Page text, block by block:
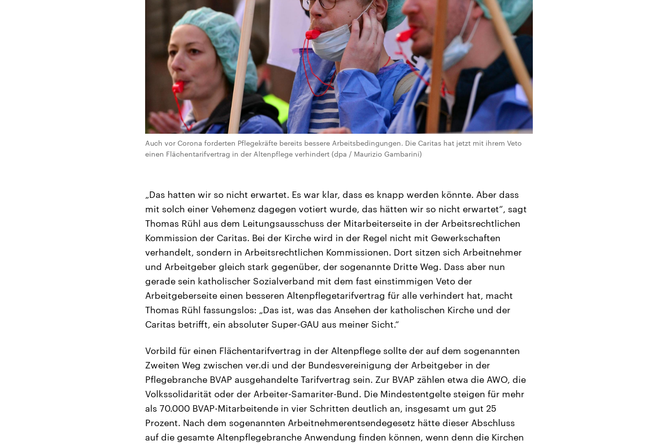
Auch vor Corona forderten Pflegekräfte bereits bessere Arbeitsbedingungen. Die Caritas hat jetzt mit ihrem Veto
einen Flächentarifvertrag in der Altenpflege verhindert (dpa / Maurizio Gambarini)
„Das hatten wir so nicht erwartet. Es war klar, dass es knapp werden könnte. Aber dass
mit solch einer Vehemenz dagegen votiert wurde, das hätten wir so nicht erwartet“, sagt
Thomas Rühl aus dem Leitungsausschuss der Mitarbeiterseite in der Arbeitsrechtlichen
Kommission der Caritas. Bei der Kirche wird in der Regel nicht mit Gewerkschaften
verhandelt, sondern in Arbeitsrechtlichen Kommissionen. Dort sitzen sich Arbeitnehmer
und Arbeitgeber gleich stark gegenüber, der sogenannte Dritte Weg. Dass aber nun
gerade sein katholischer Sozialverband mit dem fast einstimmigen Veto der
Arbeitgeberseite einen besseren Altenpflegetarifvertrag für alle verhindert hat, macht
Thomas Rühl fassungslos: „Das ist, was das Ansehen der katholischen Kirche und der
Caritas betrifft, ein absoluter Super-GAU aus meiner Sicht.“
Vorbild für einen Flächentarifvertrag in der Altenpflege sollte der auf dem sogenannten
Zweiten Weg zwischen ver.di und der Bundesvereinigung der Arbeitgeber in der
Pflegebranche BVAP ausgehandelte Tarifvertrag sein. Zur BVAP zählen etwa die AWO, die
Volkssolidarität oder der Arbeiter-Samariter-Bund. Die Mindestentgelte steigen für mehr
als 70.000 BVAP-Mitarbeitende in vier Schritten deutlich an, insgesamt um gut 25
Prozent. Nach dem sogenannten Arbeitnehmerentsendegesetz hätte dieser Abschluss
auf die gesamte Altenpflegebranche Anwendung finden können, wenn denn die Kirchen